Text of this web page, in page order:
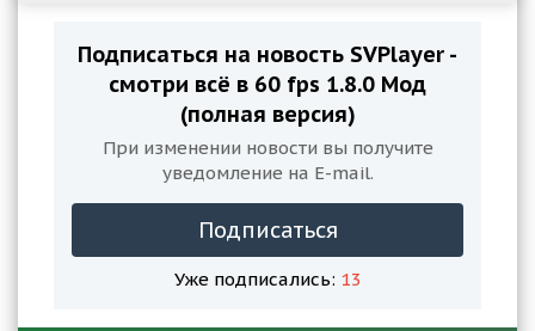
Подписаться на новость SVPlayer -
смотри всё в 60 fps 1.8.0 Мод
(полная версия)
При изменении новости вы получите
уведомление на E-mail.
Подписаться
Уже подписались: 13